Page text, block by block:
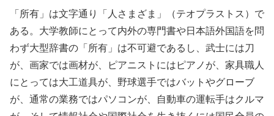
「所有」は文字通り「人さまざま」（テオプラストス）で
ある。大学教師にとって内外の専門書や日本語外国語を問
わず大型辞書の「所有」は不可避であるし、武士には刀
が、画家では画材が、ピアニストにはピアノが、家具職人
にとっては大工道具が、野球選手ではバットやグローブ
が、通常の業務ではパソコンが、自動車の運転手はクルマ